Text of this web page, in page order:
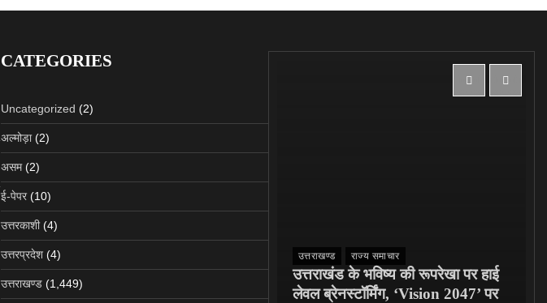
CATEGORIES
Uncategorized (2)
अल्मोड़ा(2)
असम(2)
ई-पेपर(10)
उत्तरकाशी(4)
उत्तरप्रदेश (4)
उत्तराखण्ड (1,449)
उत्तराखण्ड
मध्यमहेश्वर यात्रा मार्ग पर बड़ा हादसा:
ट्रॉली में बैठने से पहले नदी में गिरा
उत्तराखण्ड राज्य समाचार
उत्तराखंड के भविष्य की रूपरेखा पर हाई
लेवल ब्रेनस्टॉर्मिंग, ‘Vision 2047’ पर